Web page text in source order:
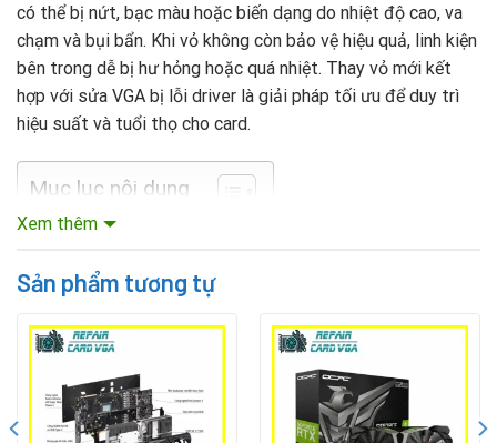
có thể bị nứt, bạc màu hoặc biến dạng do nhiệt độ cao, va
chạm và bụi bẩn. Khi vỏ không còn bảo vệ hiệu quả, linh kiện
bên trong dễ bị hư hỏng hoặc quá nhiệt. Thay vỏ mới kết
hợp với sửa VGA bị lỗi driver là giải pháp tối ưu để duy trì
hiệu suất và tuổi thọ cho card.
Mục lục nội dung
VGA RTX 5060 được nhiều người dùng lựa chọn nhờ hiệu
Lớp vỏ sau thời gian dài sử dụng dễ trầy xước, bạc màu
hoặc nứt gãy, ảnh hưởng đến thẩm mỹ và khả năng bảo vệ
linh kiện bên trong. Thay vỏ ngoài card VGA RTX 5060 giúp
khắc phục những vấn đề này, đảm bảo quạt tản nhiệt hoạt
Xem thêm
Sản phẩm tương tự